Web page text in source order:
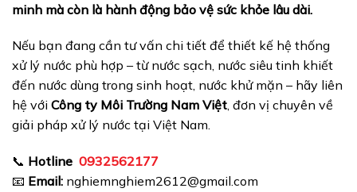
minh mà còn là hành động bảo vệ sức khỏe lâu dài.
Nếu bạn đang cần tư vấn chi tiết để thiết kế hệ thống
xử lý nước phù hợp – từ nước sạch, nước siêu tinh khiết
đến nước dùng trong sinh hoạt, nước khử mặn – hãy liên
hệ với Công ty Môi Trường Nam Việt, đơn vị chuyên về
giải pháp xử lý nước tại Việt Nam.
📞 Hotline 0932562177
📧 Email: nghiemnghiem2612@gmail.com